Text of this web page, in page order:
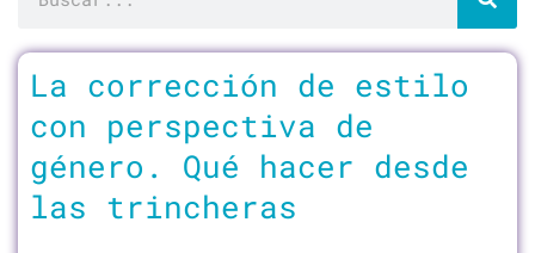
La corrección de estilo
con perspectiva de
género. Qué hacer desde
las trincheras